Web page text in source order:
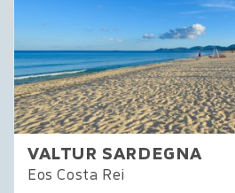
VALTUR SARDEGNA
Eos Costa Rei